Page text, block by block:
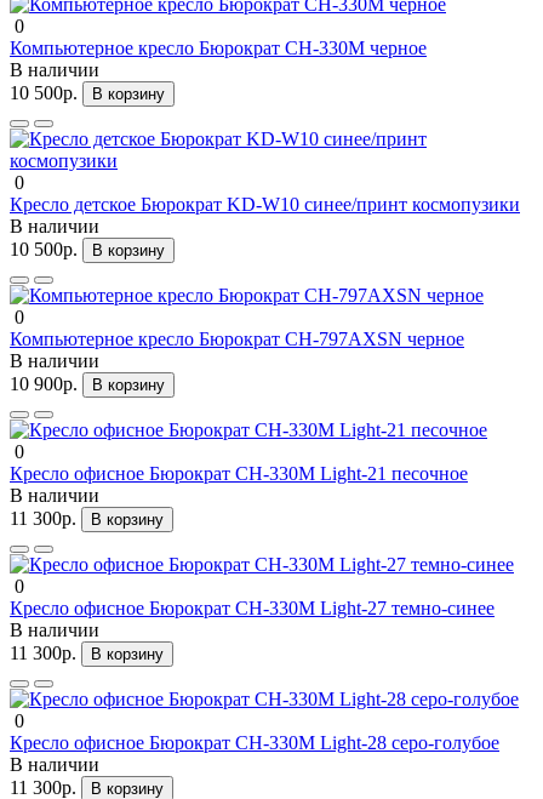
0
Компьютерное кресло Бюрократ CH-330M черное
В наличии
10 500р.
В корзину
0
Кресло детское Бюрократ KD-W10 синее/принт космопузики
В наличии
10 500р.
В корзину
0
Компьютерное кресло Бюрократ CH-797AXSN черное
В наличии
10 900р.
В корзину
0
Кресло офисное Бюрократ CH-330M Light-21 песочное
В наличии
11 300р.
В корзину
0
Кресло офисное Бюрократ CH-330M Light-27 темно-синее
В наличии
11 300р.
В корзину
0
Кресло офисное Бюрократ CH-330M Light-28 серо-голубое
В наличии
11 300р.
В корзину